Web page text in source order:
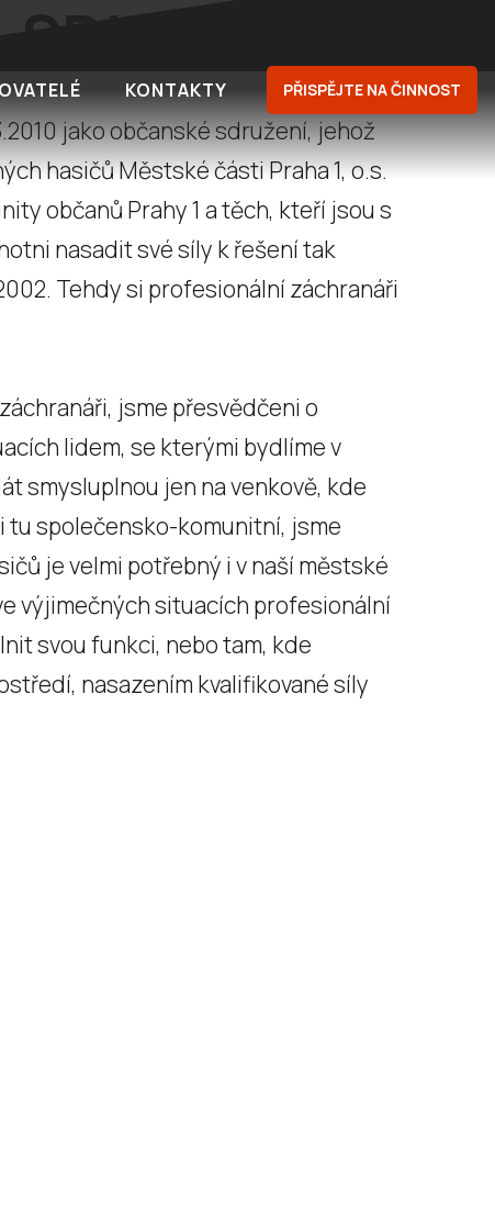
KONTAKTY PŘISPĚJTE NA ČINNOST
jako občanské sdružení, jehož
hasičů Městské části Praha 1, o.s.
občanů Prahy 1 a těch, kteří jsou s
nasadit své síly k řešení tak
Tehdy si profesionální záchranáři
jsme přesvědčeni o
lidem, se kterými bydlíme v
smysluplnou jen na venkově, kde
společensko-komunitní, jsme
je velmi potřebný i v naší městské
výjimečných situacích profesionální
svou funkci, nebo tam, kde
nasazením kvalifikované síly